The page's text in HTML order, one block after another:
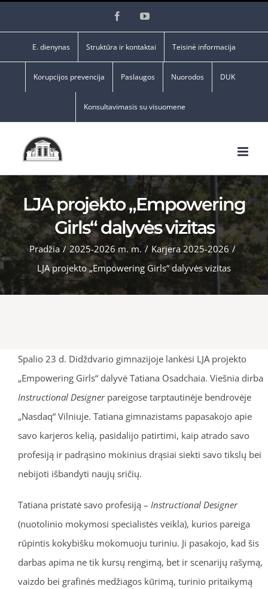
FacebookYouTube
E. dienynas Struktūra ir kontaktai Teisinė informacija
Korupcijos prevencija Paslaugos Nuorodos DUK
Konsultavimasis su visuomene
LJA projekto „Empowering
Girls“ dalyvės vizitas
Pradžia / 2025-2026 m. m. / Karjera 2025-2026 /
LJA projekto „Empowering Girls“ dalyvės vizitas
Spalio 23 d. Didždvario gimnazijoje lankėsi LJA projekto
„Empowering Girls“ dalyvė Tatiana Osadchaia. Viešnia dirba
Instructional Designerpareigose tarptautinėje bendrovėje
„Nasdaq“ Vilniuje. Tatiana gimnazistams papasakojo apie
savo karjeros kelią, pasidalijo patirtimi, kaip atrado savo
profesiją ir padrąsino mokinius drąsiai siekti savo tikslų bei
nebijoti išbandyti naujų sričių.
Tatiana pristatė savo profesiją – Instructional Designer
(nuotolinio mokymosi specialistės veikla), kurios pareiga
rūpintis kokybišku mokomuoju turiniu. Ji pasakojo, kad šis
darbas apima ne tik kursų rengimą, bet ir scenarijų rašymą,
vaizdo bei grafinės medžiagos kūrimą, turinio pritaikymą